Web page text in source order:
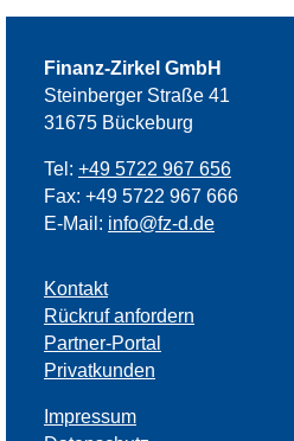
Finanz-Zirkel GmbH
Steinberger Straße 41
31675 Bückeburg
Tel: +49 5722 967 656
Fax: +49 5722 967 666
E-Mail: info@fz-d.de
Kontakt
Rückruf anfordern
Partner-Portal
Privatkunden
Impressum